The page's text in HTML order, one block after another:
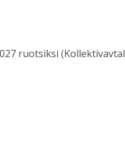
ruotsiksi (Kollektivavtal